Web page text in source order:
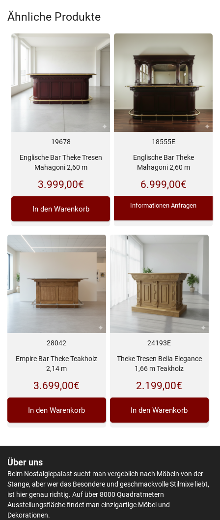
Ähnliche Produkte
19678
Englische Bar Theke Tresen
Mahagoni 2,60 m
3.999,00€
In den Warenkorb
18555E
Englische Bar Theke
Mahagoni 2,60 m
6.999,00€
Informationen Anfragen
28042
Empire Bar Theke Teakholz
2,14 m
3.699,00€
In den Warenkorb
24193E
Theke Tresen Bella Elegance
1,66 m Teakholz
2.199,00€
In den Warenkorb
Über uns
Beim Nostalgiepalast sucht man vergeblich nach Möbeln von der
Stange, aber wer das Besondere und geschmackvolle Stilmixe liebt,
ist hier genau richtig. Auf über 8000 Quadratmetern
Ausstellungsfläche findet man einzigartige Möbel und
Dekorationen.